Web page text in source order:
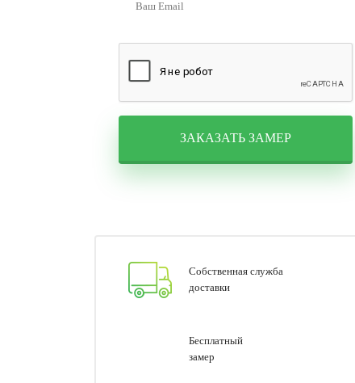
ЗАКАЗАТЬ ЗАМЕР
Собственная служба
доставки
Бесплатный
замер